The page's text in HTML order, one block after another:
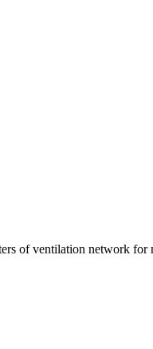
of ventilation network